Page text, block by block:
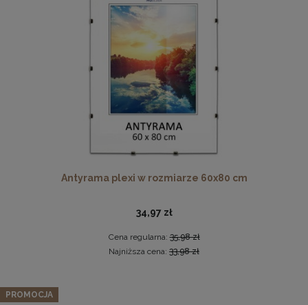
60,99 zł
DO KOSZYKA
Antyrama plexi w rozmiarze 60x80 cm
34,97 zł
Cena regularna:35,98 zł
Najniższa cena: 33,98 zł
PROMOCJA